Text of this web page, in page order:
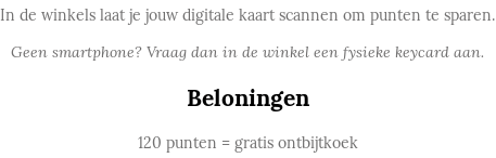
In de winkels laat je jouw digitale kaart scannen om punten te sparen.
Geen smartphone? Vraag dan in de winkel een fysieke keycard aan.
Beloningen
120 punten = gratis ontbijtkoek